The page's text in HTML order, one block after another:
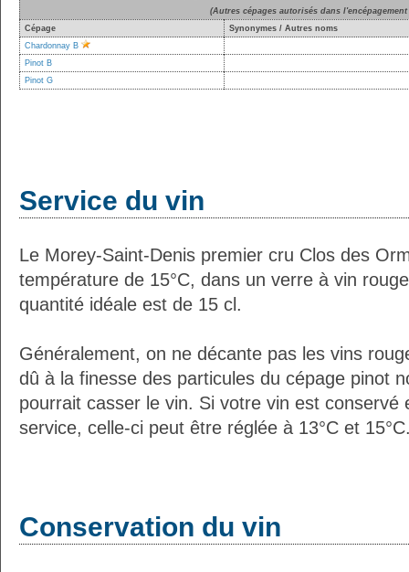
(Autres cépages autorisés dans
Cépage
Synonymes / Autres noms
Chardonnay B
Pinot B
Pinot G
Service du vin
Le Morey-Saint-Denis premier cru Clos des
température de 15°C, dans un verre à vin
quantité idéale est de 15 cl.
Généralement, on ne décante pas les vins
dû à la finesse des particules du cépage pinot
pourrait casser le vin. Si votre vin est conservé
service, celle-ci peut être réglée à 13°C et
Conservation du vin